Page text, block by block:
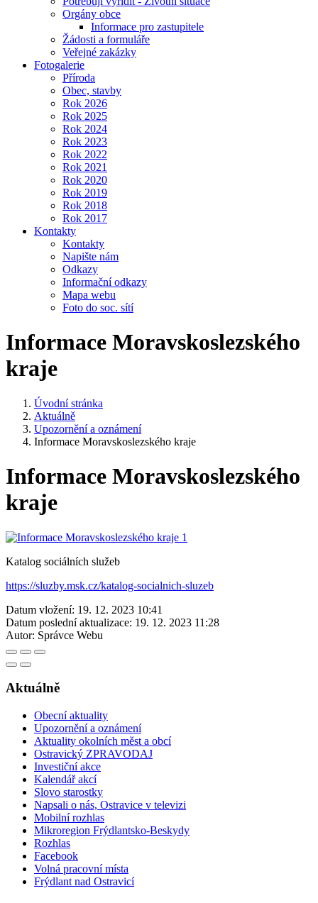
Orgány obce
Informace pro zastupitele
Žádosti a formuláře
Veřejné zakázky
Fotogalerie
Příroda
Obec, stavby
Rok 2026
Rok 2025
Rok 2024
Rok 2023
Rok 2022
Rok 2021
Rok 2020
Rok 2019
Rok 2018
Rok 2017
Kontakty
Kontakty
Napište nám
Odkazy
Informační odkazy
Mapa webu
Foto do soc. sítí
Informace Moravskoslezského
kraje
Úvodní stránka
Aktuálně
Upozornění a oznámení
Informace Moravskoslezského kraje
Informace Moravskoslezského
kraje
Katalog sociálních služeb
https://sluzby.msk.cz/katalog-socialnich-sluzeb
Datum vložení: 19. 12. 2023 10:41
Datum poslední aktualizace: 19. 12. 2023 11:28
Autor: Správce Webu
Aktuálně
Obecní aktuality
Upozornění a oznámení
Aktuality okolních měst a obcí
Ostravický ZPRAVODAJ
Investiční akce
Kalendář akcí
Slovo starostky
Napsali o nás, Ostravice v televizi
Mobilní rozhlas
Mikroregion Frýdlantsko-Beskydy
Rozhlas
Facebook
Volná pracovní místa
Frýdlant nad Ostravicí